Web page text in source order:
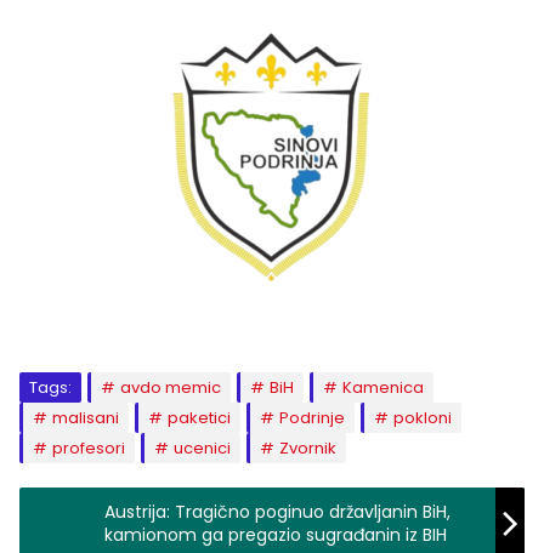
Tags: avdo memic BiH
Kamenica
malisani
paketici Podrinje
pokloni
profesori
ucenici Zvornik
Austrija: Tragično poginuo državljanin BiH,
kamionom ga pregazio sugrađanin iz BIH